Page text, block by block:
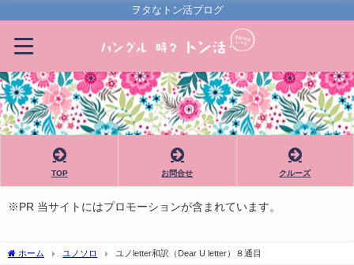
ヲタなトン活ブログ
TOP お問合せ クルーズ
※PR 当サイトにはプロモーションが含まれています。
ホーム ユノソロ ユノletter和訳（Dear U letter）８通目